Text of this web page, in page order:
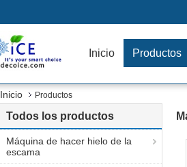
Inicio Productos
Inicio Productos
Todos los productos
Máquina de hacer hielo de la
escama